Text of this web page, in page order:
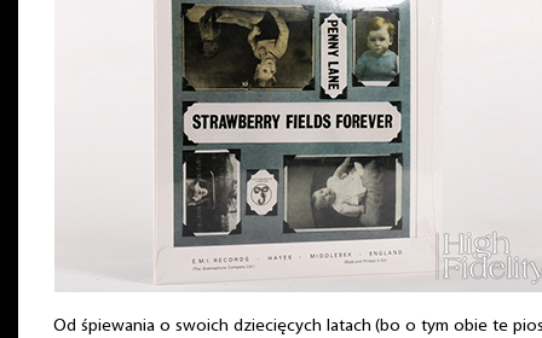
Od śpiewania o swoich dziecięcych latach (bo o tym obie te